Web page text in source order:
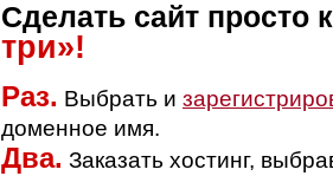
Сделать сайт просто
три»!
Раз. Выбрать и
доменное имя.
Два. Заказать хостинг,